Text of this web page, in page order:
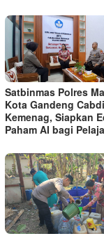
Satbinmas Polres
Kota Gandeng
Kemenag, Siapkan
Paham AI bagi